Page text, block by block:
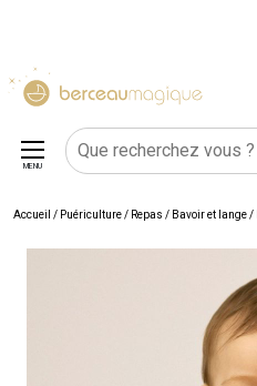
MENU
Accueil / Puériculture/ Repas / Bavoir et lange/